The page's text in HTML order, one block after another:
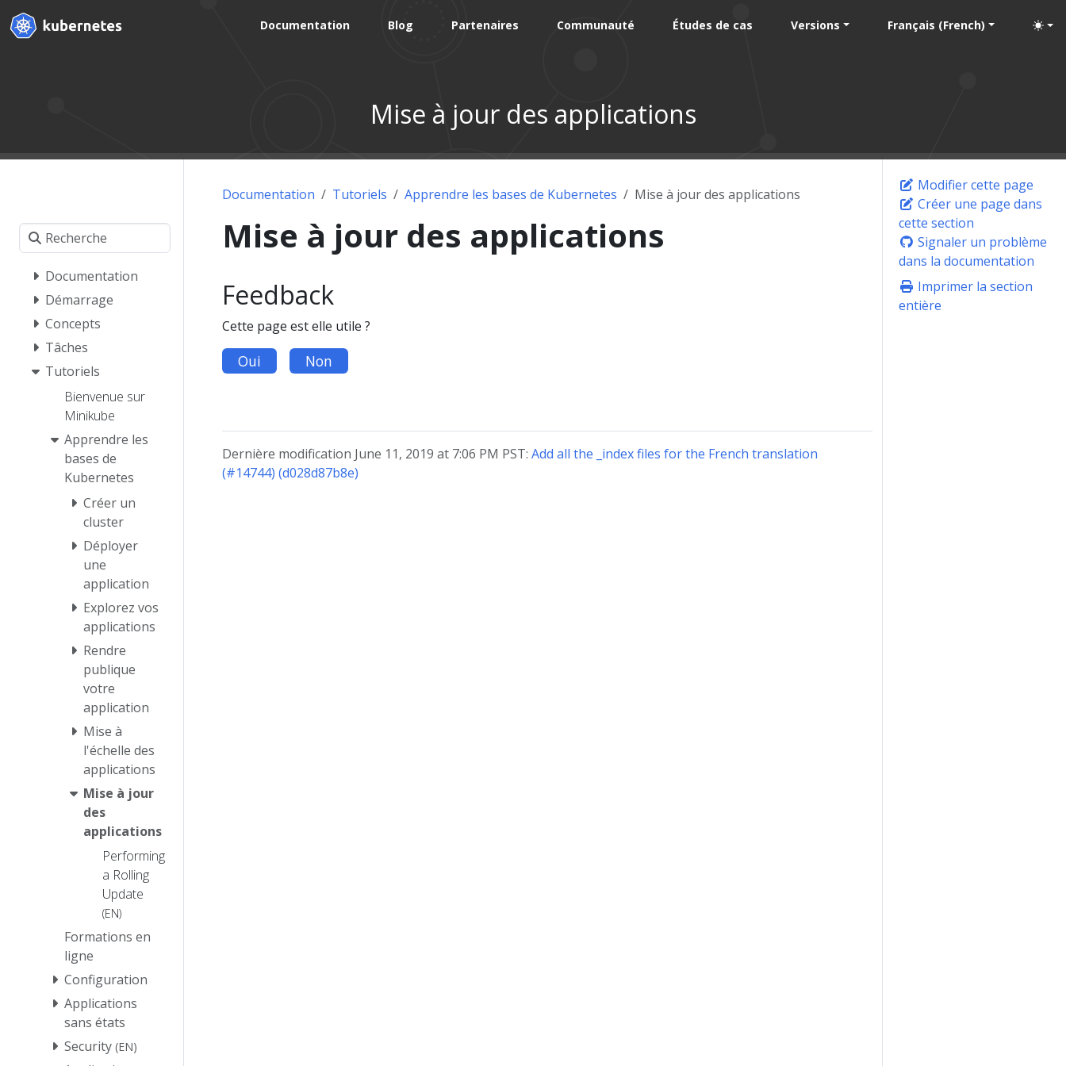
Documentation Blog Partenaires Communauté Études de cas Versions Français (French)
Mise à jour des applications
Documentation
Démarrage
Concepts
Tâches
Tutoriels
Bienvenue sur
Minikube
Apprendre les
bases de
Kubernetes
Créer un
cluster
Déployer
une
application
Explorez vos
applications
Rendre
publique
votre
application
Mise à
l'échelle des
applications
Mise à jour
des
applications
Performing
a Rolling
Update
(EN)
Formations en
ligne
Configuration
Applications
sans états
Security (EN)
Modifier cette page
Créer une page dans
cette section
Signaler un problème
dans la documentation
Imprimer la section
entière
Documentation Tutoriels Apprendre les bases de Kubernetes Mise à jour des applications
Mise à jour des applications
Feedback
Cette page est elle utile ?
Oui Non
Dernière modification June 11, 2019 at 7:06 PM PST: Add all the _index files for the French translation
(#14744) (d028d87b8e)